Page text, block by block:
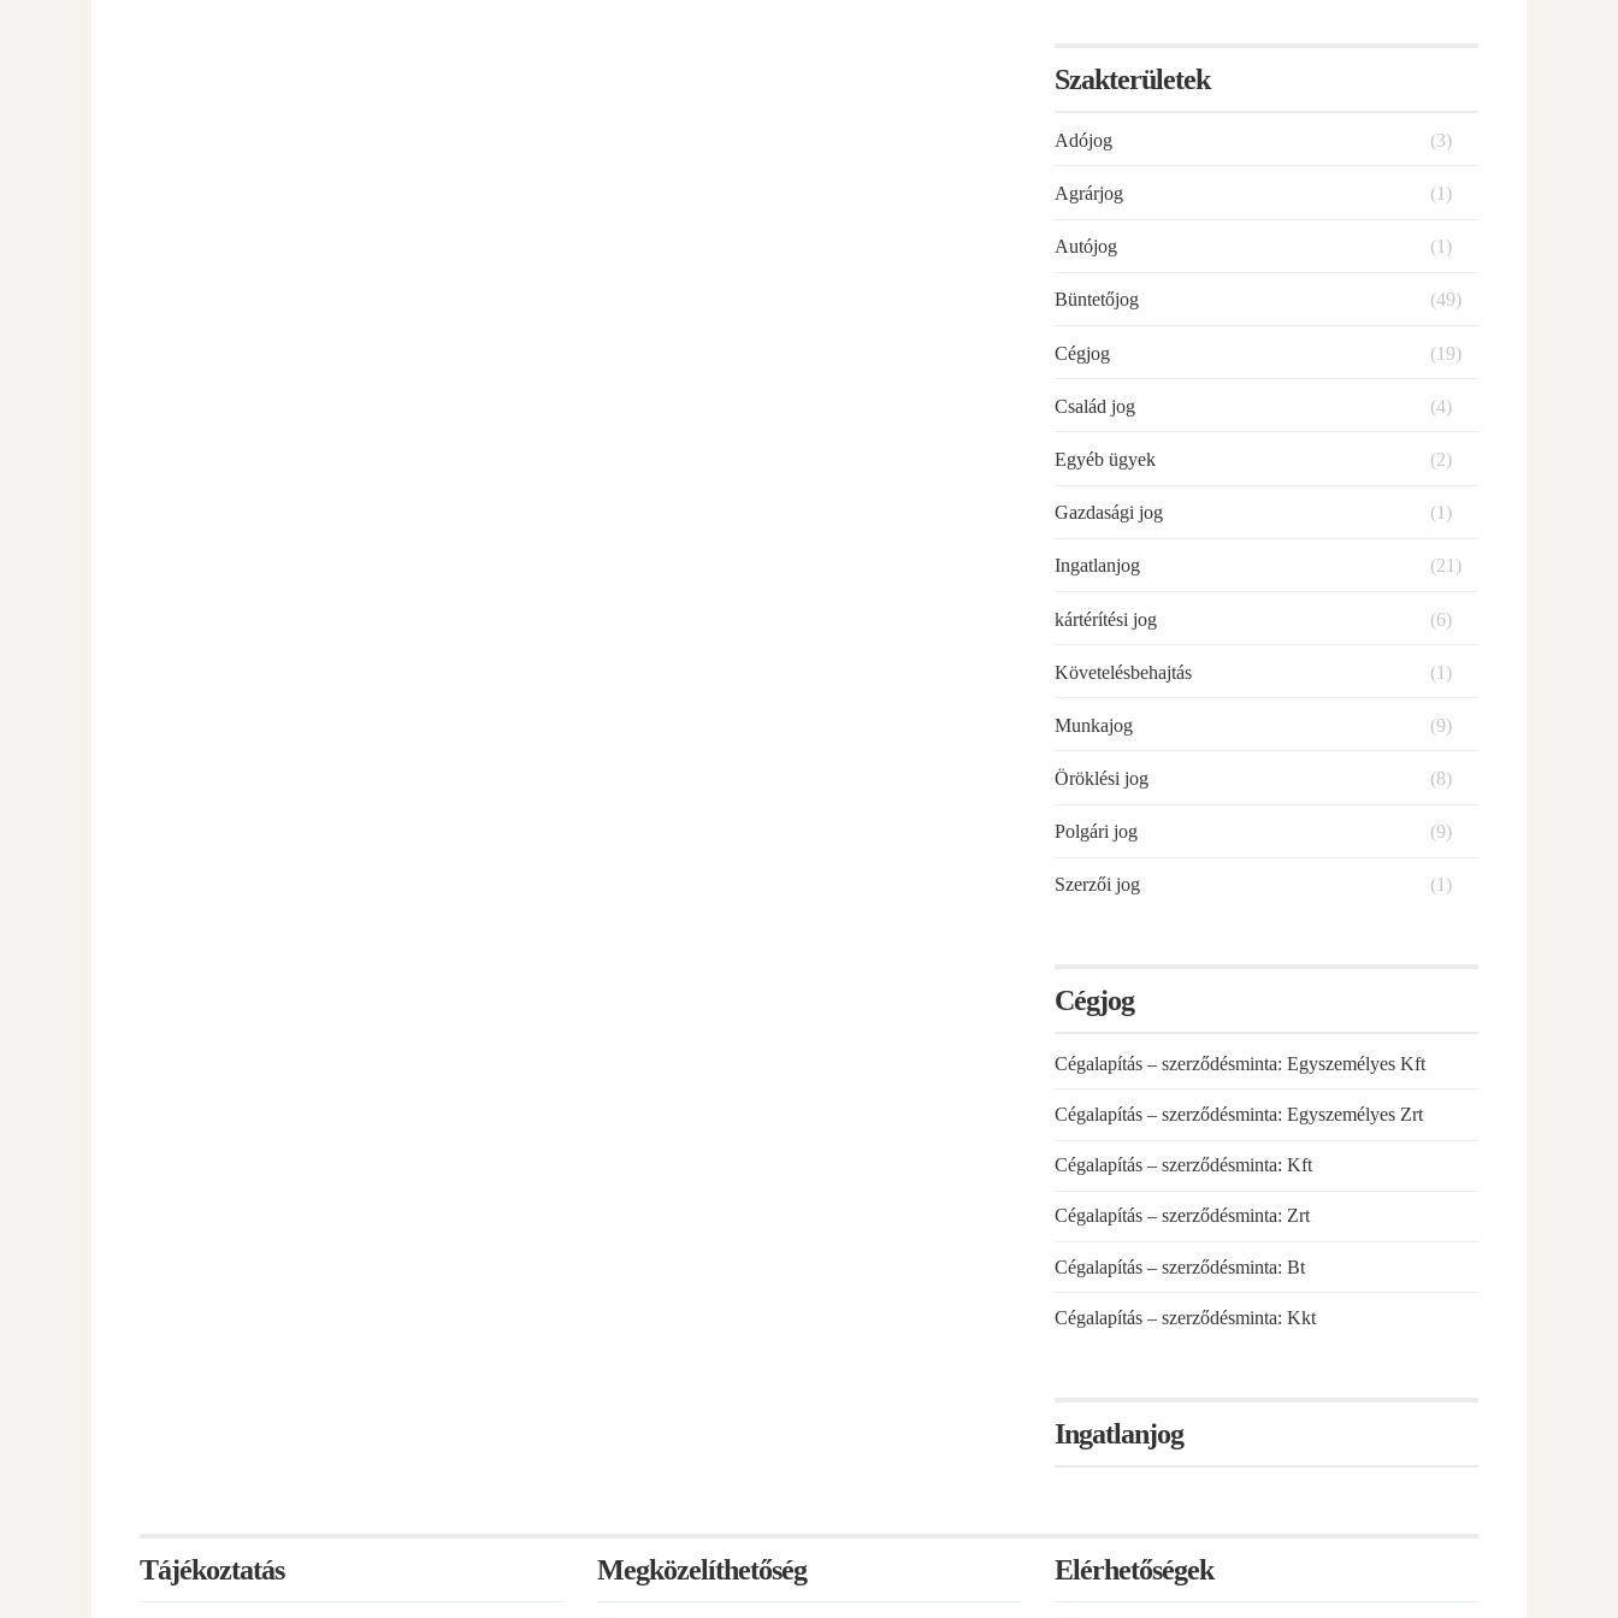
Szakterületek
Adójog (3)
Agrárjog (1)
Autójog (1)
Büntetőjog (49)
Cégjog (19)
Család jog (4)
Egyéb ügyek (2)
Gazdasági jog (1)
Ingatlanjog (21)
kártérítési jog (6)
Követelésbehajtás (1)
Munkajog (9)
Öröklési jog (8)
Polgári jog (9)
Szerzői jog (1)
Cégjog
Cégalapítás – szerződésminta: Egyszemélyes Kft
Cégalapítás – szerződésminta: Egyszemélyes Zrt
Cégalapítás – szerződésminta: Kft
Cégalapítás – szerződésminta: Zrt
Cégalapítás – szerződésminta: Bt
Cégalapítás – szerződésminta: Kkt
Ingatlanjog
Tájékoztatás Megközelíthetőség Elérhetőségek